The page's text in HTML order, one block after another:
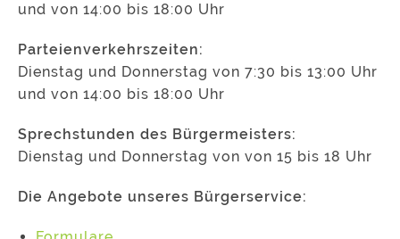
und von 14:00 bis 18:00 Uhr
Parteienverkehrszeiten:
Dienstag und Donnerstag von 7:30 bis 13:00 Uhr
und von 14:00 bis 18:00 Uhr
Sprechstunden des Bürgermeisters:
Dienstag und Donnerstag von von 15 bis 18 Uhr
Die Angebote unseres Bürgerservice: